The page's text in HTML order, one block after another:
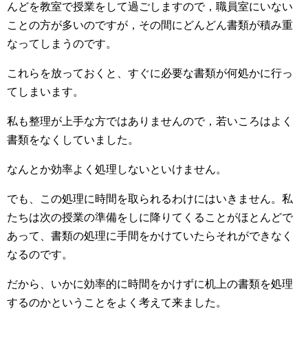
んどを教室で授業をして過ごしますので，職員室にいない
ことの方が多いのですが，その間にどんどん書類が積み重
なってしまうのです。
これらを放っておくと、すぐに必要な書類が何処かに行っ
てしまいます。
私も整理が上手な方ではありませんので，若いころはよく
書類をなくしていました。
なんとか効率よく処理しないといけません。
でも、この処理に時間を取られるわけにはいきません。私
たちは次の授業の準備をしに降りてくることがほとんどで
あって、書類の処理に手間をかけていたらそれができなく
なるのです。
だから、いかに効率的に時間をかけずに机上の書類を処理
するのかということをよく考えて来ました。